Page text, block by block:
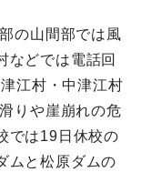
の山間部では風
などでは電話回
江村・中津江村
りや崖崩れの危
では19日休校の
ムと松原ダムの